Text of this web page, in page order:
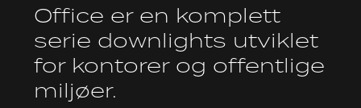
Office er en komplett
serie downlights utviklet
for kontorer og offentlige
miljøer.